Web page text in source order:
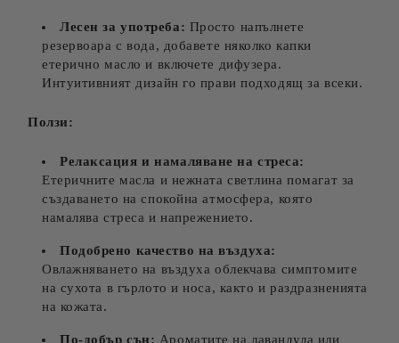
Лесен за употреба: Просто напълнете
резервоара с вода, добавете няколко капки
етерично масло и включете дифузера.
Интуитивният дизайн го прави подходящ за всеки.
Ползи:
Релаксация и намаляване на стреса:
Етеричните масла и нежната светлина помагат за
създаването на спокойна атмосфера, която
намалява стреса и напрежението.
Подобрено качество на въздуха:
Овлажняването на въздуха облекчава симптомите
на сухота в гърлото и носа, както и раздразненията
на кожата.
По-добър сън: Ароматите на лавандула или